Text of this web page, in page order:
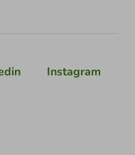
Instagram